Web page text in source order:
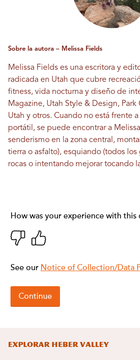
Sobre la autora – Melissa Fields
Melissa Fields es una escritora y
radicada en Utah que cubre
fitness, vida nocturna y diseño de
Magazine, Utah Style & Design,
Utah y otros. Cuando no está frente
portátil, se puede encontrar a
senderismo en la zona central,
tierra o asfalto), esquiando (todos los
rocas o intentando mejorar tocando
Explorar Heber Valley